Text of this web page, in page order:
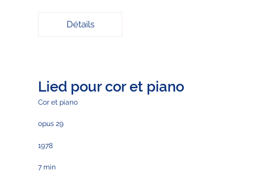
Détails
Lied pour cor et piano
Cor et piano
opus 29
1978
7 min